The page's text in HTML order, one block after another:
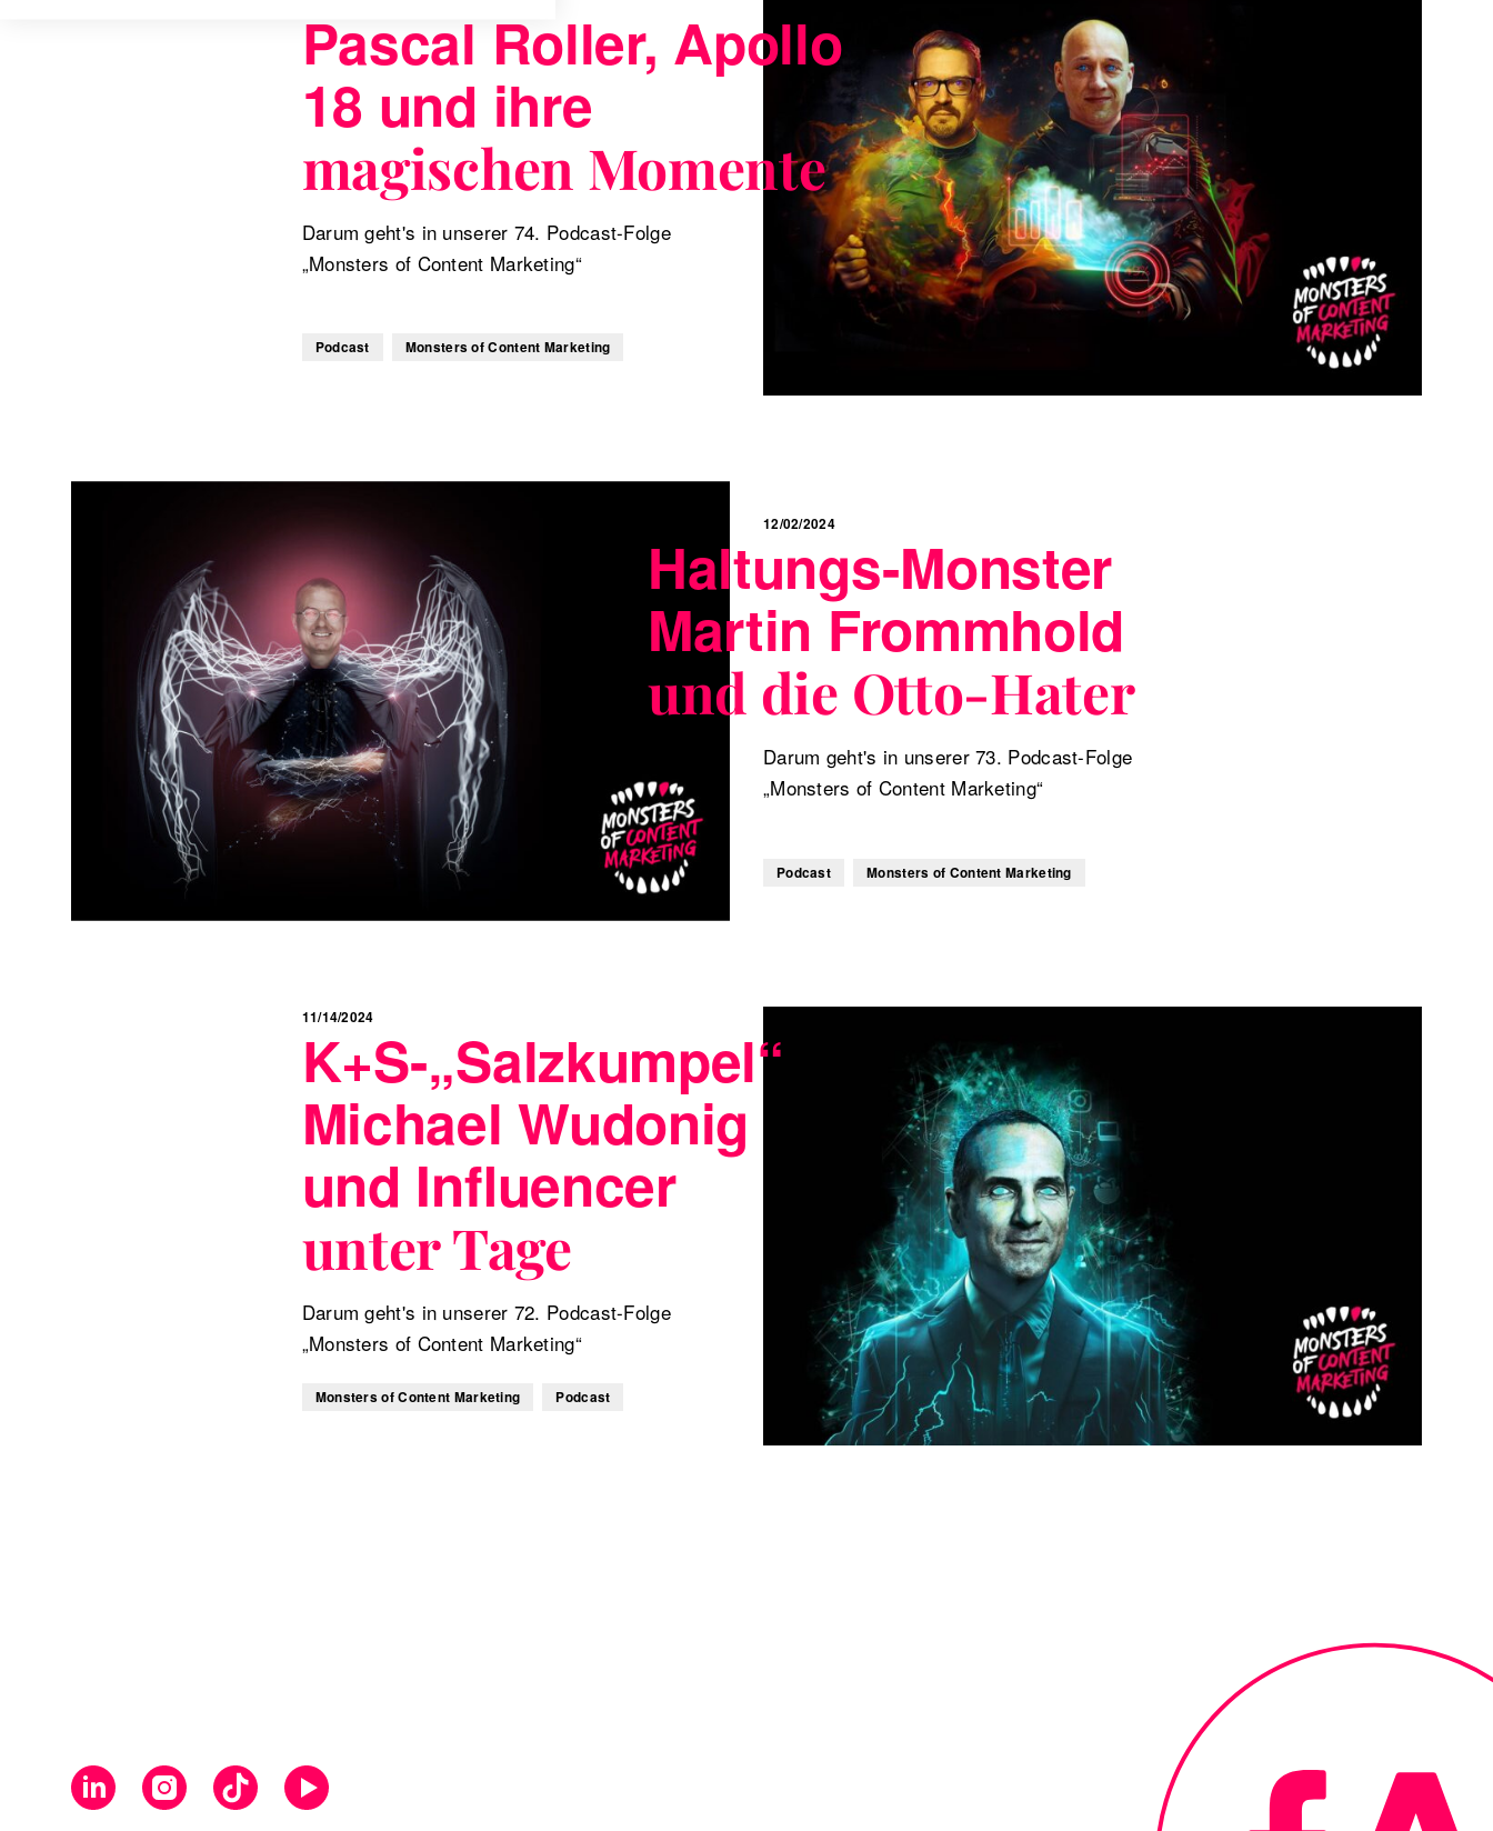
Pascal Roller, Apollo
18 und ihre
magischen Momente
Darum geht's in unserer 74. Podcast-Folge
„Monsters of Content Marketing“
Podcast Monsters of Content Marketing
12/02/2024
Haltungs-Monster
Martin Frommhold
und die Otto-Hater
Darum geht's in unserer 73. Podcast-Folge
„Monsters of Content Marketing“
Podcast Monsters of Content Marketing
11/14/2024
K+S-„Salzkumpel“
Michael Wudonig
und Influencer
unter Tage
Darum geht's in unserer 72. Podcast-Folge
„Monsters of Content Marketing“
Monsters of Content Marketing Podcast